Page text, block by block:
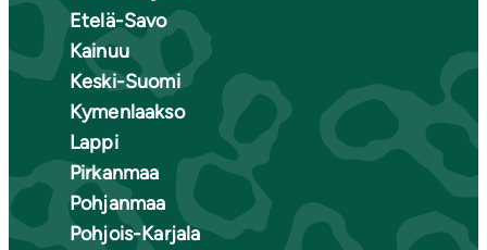
Etelä-Savo
Kainuu
Keski-Suomi
Kymenlaakso
Lappi
Pirkanmaa
Pohjanmaa
Pohjois-Karjala